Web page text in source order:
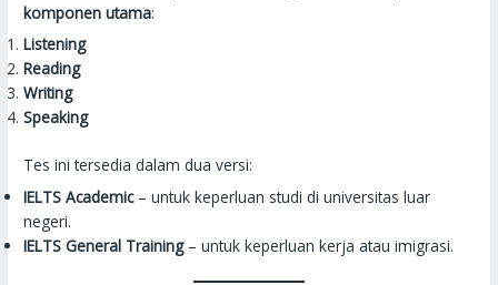
komponen utama:
Listening
Reading
Writing
Speaking
Tes ini tersedia dalam dua versi:
IELTS Academic– untuk keperluan studi di universitas luar
negeri.
IELTS General Training– untuk keperluan kerja atau imigrasi.